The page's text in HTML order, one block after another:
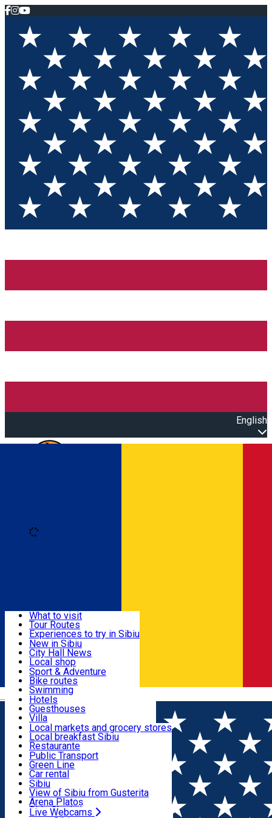
English
Română
Useful info
Activities & Adventure
Accommodation
Food, Drinks & Nightlife
Transport & Parking
Live Webcams
What to visit
Tour Routes
Experiences to try in Sibiu
Podcast
Culture
Museums
Churches
Parks, Zoo
County of Sibiu
New in Sibiu
City Hall News
Local shop
Sibiu artisans
Sibiul Verde
Public services
Education
How do I get to Sibiu
Tourist Info
Tour Guides
Guided tours
Publicații locale
Beauty salons
Sport & Adventure
Bike routes
Swimming
Riding
Indoor activities
Loc de joacă indoor
Loc de joacă outdoor
Ski
Ice skating
Yoga
Hotels
Guesthouses
Villa
Hostels
Motel
Camping
Renting rooms
Rooms for rent
Accommodation outside Sibiu
Local markets and grocery stores
Local breakfast Sibiu
Restaurante
Pizza
Fast Food
Coffee
Sweets
Pub, Bar
Night clubs
Bakeries
Public Transport
Green Line
Car rental
Rent a bike
Scooter rentals
Taxi
Ride Sharing
Sibiu
View of Sibiu from Gusterita
Arena Platoș
Live Webcams